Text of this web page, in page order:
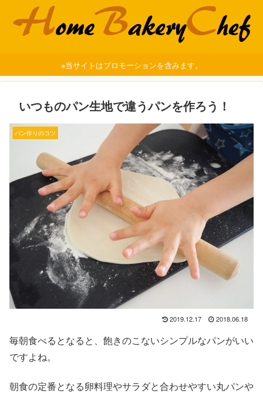
※当サイトはプロモーションを含みます。
いつものパン生地で違うパンを作ろう！
パン作りのコツ
2019.12.17 2018.06.18
毎朝食べるとなると、飽きのこないシンプルなパンがいい
ですよね。
朝食の定番となる卵料理やサラダと合わせやすい丸パンや